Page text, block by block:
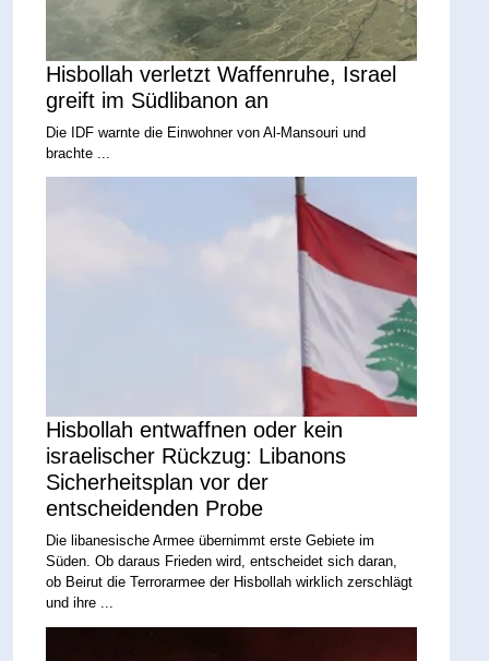
Hisbollah verletzt Waffenruhe, Israel
greift im Südlibanon an
Die IDF warnte die Einwohner von Al-Mansouri und
brachte ...
Hisbollah entwaffnen oder kein
israelischer Rückzug: Libanons
Sicherheitsplan vor der
entscheidenden Probe
Die libanesische Armee übernimmt erste Gebiete im
Süden. Ob daraus Frieden wird, entscheidet sich daran,
ob Beirut die Terrorarmee der Hisbollah wirklich zerschlägt
und ihre ...